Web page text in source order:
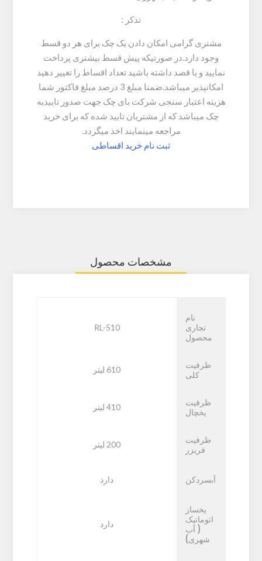
تذکر :
مشتری گرامی امکان دادن یک چک برای هر دو قسط
وجود دارد.در صورتیکه پیش قسط بیشتری پرداخت
نمایید و یا قصد داشته باشید تعداد اقساط را تغییر دهید
امکانپذیر میباشد.ضمنا مبلغ 3 درصد مبلغ فاکتور شما
هزینه اعتبار سنجی شرکت بای چک جهت صدور تاییدیه
چک میباشد که از مشتریان تایید شده که برای خرید
مراجعه مینمایند اخذ میگردد.
ثبت نام خرید اقساطی
مشخصات محصول
نام
تجاری
محصول
RL-510
ظرفیت
کلی
610 لیتر
ظرفیت
یخچال
410 لیتر
ظرفیت
فریزر
200 لیتر
آبسردکن دارد
یخساز
اتوماتیک
( آب
شهری)
دارد